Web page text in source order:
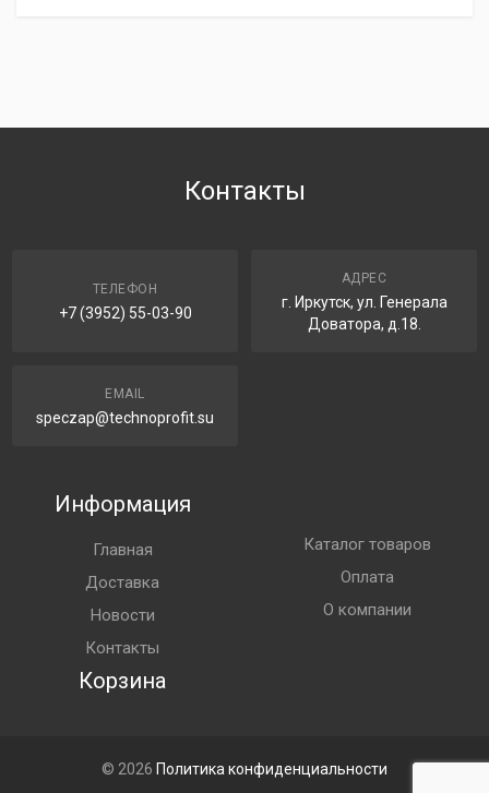
Контакты
ТЕЛЕФОН
+7 (3952) 55-03-90
АДРЕС
г. Иркутск, ул. Генерала
Доватора, д.18.
EMAIL
speczap@technoprofit.su
Информация
Главная
Доставка
Новости
Контакты
Каталог товаров
Оплата
О компании
Корзина
© 2026 Политика конфиденциальности